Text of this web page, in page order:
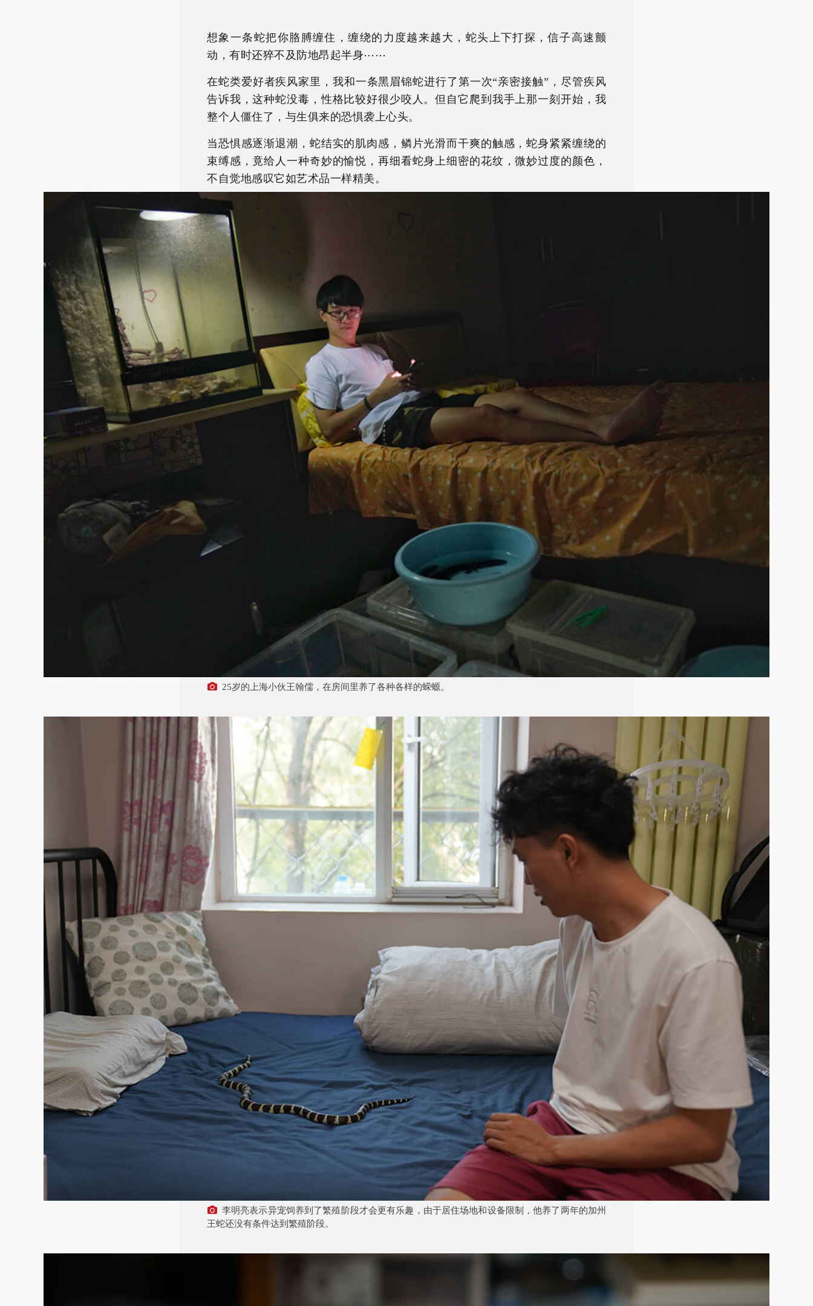
想象一条蛇把你胳膊缠住，缠绕的力度越来越大，蛇头上下打探，信子高速颤
动，有时还猝不及防地昂起半身⋯⋯
在蛇类爱好者疾风家里，我和一条黑眉锦蛇进行了第一次“亲密接触”，尽管疾风
告诉我，这种蛇没毒，性格比较好很少咬人。但自它爬到我手上那一刻开始，我
整个人僵住了，与生俱来的恐惧袭上心头。
当恐惧感逐渐退潮，蛇结实的肌肉感，鳞片光滑而干爽的触感，蛇身紧紧缠绕的
束缚感，竟给人一种奇妙的愉悦，再细看蛇身上细密的花纹，微妙过度的颜色，
不自觉地感叹它如艺术品一样精美。
25岁的上海小伙王翰儒，在房间里养了各种各样的蝾螈。
李明亮表示异宠饲养到了繁殖阶段才会更有乐趣，由于居住场地和设备限制，他养了两年的加州
王蛇还没有条件达到繁殖阶段。